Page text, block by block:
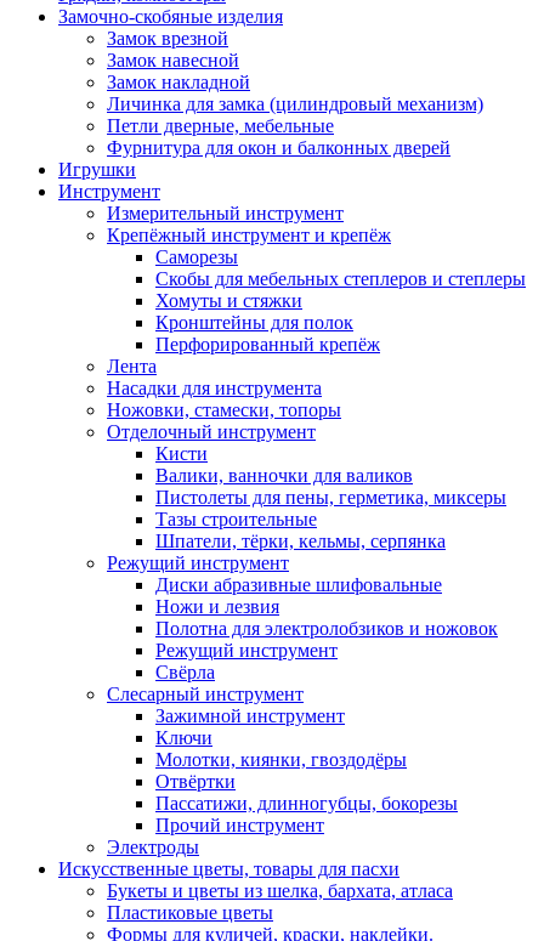
Замочно-скобяные изделия
Замок врезной
Замок навесной
Замок накладной
Личинка для замка (цилиндровый механизм)
Петли дверные, мебельные
Фурнитура для окон и балконных дверей
Игрушки
Инструмент
Измерительный инструмент
Крепёжный инструмент и крепёж
Саморезы
Скобы для мебельных степлеров и степлеры
Хомуты и стяжки
Кронштейны для полок
Перфорированный крепёж
Лента
Насадки для инструмента
Ножовки, стамески, топоры
Отделочный инструмент
Кисти
Валики, ванночки для валиков
Пистолеты для пены, герметика, миксеры
Тазы строительные
Шпатели, тёрки, кельмы, серпянка
Режущий инструмент
Диски абразивные шлифовальные
Ножи и лезвия
Полотна для электролобзиков и ножовок
Режущий инструмент
Свёрла
Слесарный инструмент
Зажимной инструмент
Ключи
Молотки, киянки, гвоздодёры
Отвёртки
Пассатижи, длинногубцы, бокорезы
Прочий инструмент
Электроды
Искусственные цветы, товары для пасхи
Букеты и цветы из шелка, бархата, атласа
Пластиковые цветы
Формы для куличей, краски, наклейки.